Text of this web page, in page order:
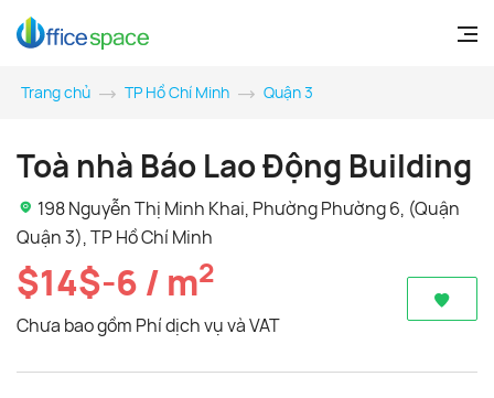
Trang chủ TP Hồ Chí Minh Quận 3
Toà nhà Báo Lao Động Building
198 Nguyễn Thị Minh Khai, Phường Phường 6, (Quận
Quận 3), TP Hồ Chí Minh
$14$-6 / m2
Chưa bao gồm Phí dịch vụ và VAT